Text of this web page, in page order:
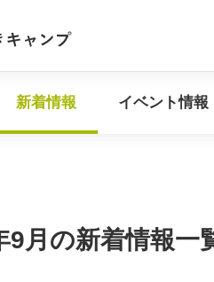
ンプ場を探す
新着情報 イベント情報
9月の新着情報